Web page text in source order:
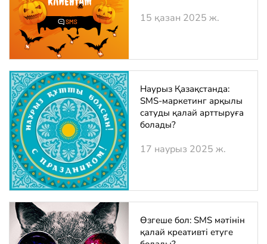
15 қазан 2025 ж.
Наурыз Қазақстанда:
SMS-маркетинг арқылы
сатуды қалай арттыруға
болады?
17 наурыз 2025 ж.
Өзгеше бол: SMS мәтінін
қалай креативті етуге